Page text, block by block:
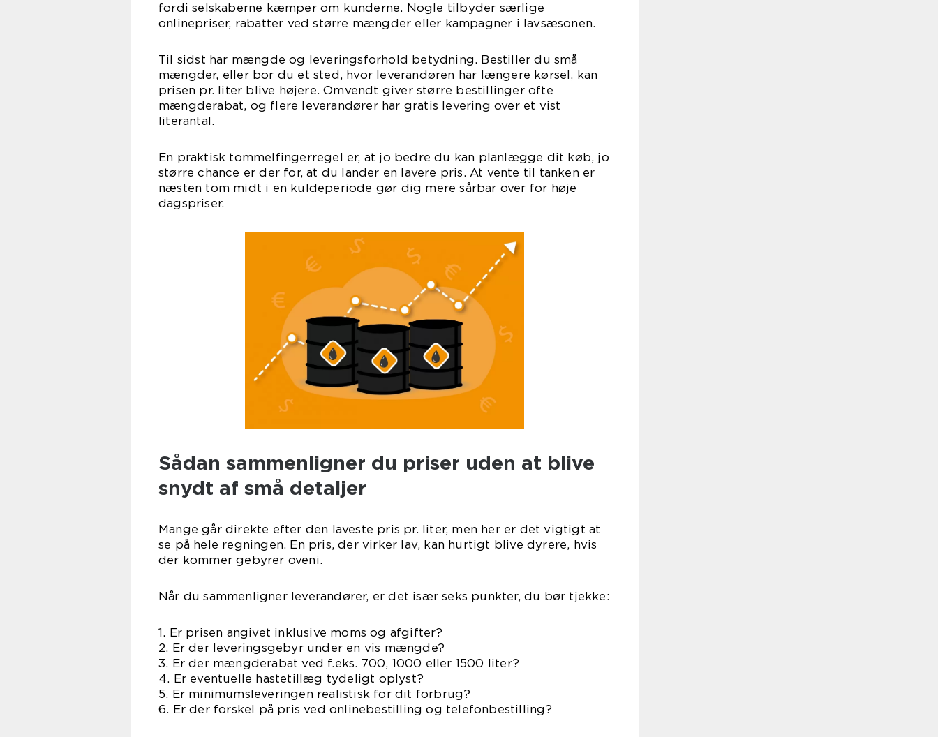
fordi selskaberne kæmper om kunderne. Nogle tilbyder særlige
onlinepriser, rabatter ved større mængder eller kampagner i lavsæsonen.
Til sidst har mængde og leveringsforhold betydning. Bestiller du små
mængder, eller bor du et sted, hvor leverandøren har længere kørsel, kan
prisen pr. liter blive højere. Omvendt giver større bestillinger ofte
mængderabat, og flere leverandører har gratis levering over et vist
literantal.
En praktisk tommelfingerregel er, at jo bedre du kan planlægge dit køb, jo
større chance er der for, at du lander en lavere pris. At vente til tanken er
næsten tom midt i en kuldeperiode gør dig mere sårbar over for høje
dagspriser.
Sådan sammenligner du priser uden at blive
snydt af små detaljer
Mange går direkte efter den laveste pris pr. liter, men her er det vigtigt at
se på hele regningen. En pris, der virker lav, kan hurtigt blive dyrere, hvis
der kommer gebyrer oveni.
Når du sammenligner leverandører, er det især seks punkter, du bør tjekke:
1. Er prisen angivet inklusive moms og afgifter?
2. Er der leveringsgebyr under en vis mængde?
3. Er der mængderabat ved f.eks. 700, 1000 eller 1500 liter?
4. Er eventuelle hastetillæg tydeligt oplyst?
5. Er minimumsleveringen realistisk for dit forbrug?
6. Er der forskel på pris ved onlinebestilling og telefonbestilling?